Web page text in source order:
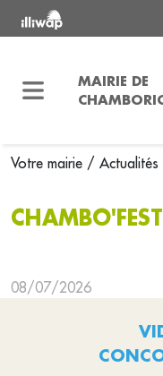
MAIRIE DE
Votre mairie / Actualités
08/07/2026